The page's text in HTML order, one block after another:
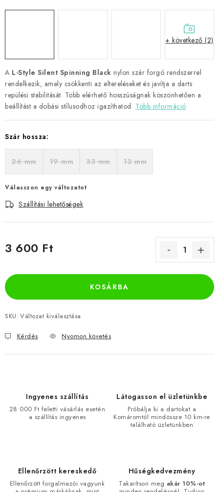
A L-Style Silent Spinning Black nylon szár forgó rendszerrel
rendelkezik, amely csökkenti az eltereléseket és javítja a darts
repülési stabilitását. Több elérhető hosszúságnak köszönhetően a
beállítást a dobási stílusodhoz igazíthatod. Több információ
Szár hossza:
26 mm 19 mm 33 mm 13 mm
Válasszon egy változatot
Szállítási lehetőségek
3 600 Ft
KOSÁRBA
SKU: Változat kiválasztása
Kérdés Nyomon követés
+ következő (2)
Ingyenes szállítás
28 000 Ft feletti vásárlás esetén
a szállítás ingyenes
Látogasson el üzletünkbe
Próbálja ki a dartokat a
Komáromtól mindössze 10 km-re
található üzletünkben
Ellenőrzött kereskedő
Ellenőrzött forgalmazói vagyunk
Hűségkedvezmény
Takarítson meg akár 10%-ot